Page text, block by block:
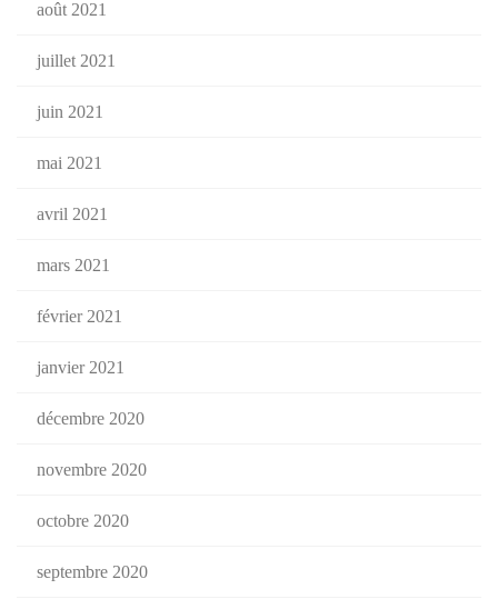
août 2021
juillet 2021
juin 2021
mai 2021
avril 2021
mars 2021
février 2021
janvier 2021
décembre 2020
novembre 2020
octobre 2020
septembre 2020